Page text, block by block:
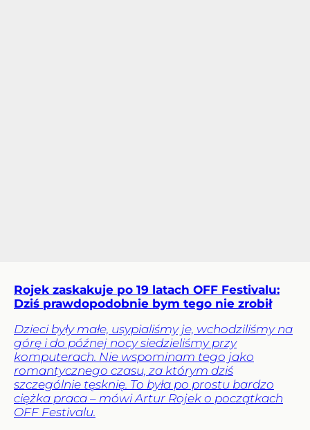
Rojek zaskakuje po 19 latach OFF Festivalu:
Dziś prawdopodobnie bym tego nie zrobił
Dzieci były małe, usypialiśmy je, wchodziliśmy na
górę i do późnej nocy siedzieliśmy przy
komputerach. Nie wspominam tego jako
romantycznego czasu, za którym dziś
szczególnie tęsknię. To była po prostu bardzo
ciężka praca – mówi Artur Rojek o początkach
OFF Festivalu.